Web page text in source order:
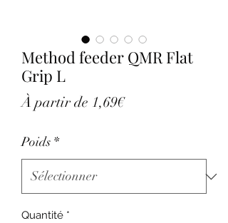
Method feeder QMR Flat
Grip L
À partir de 1,69€Prix
Poids *
Quantité *